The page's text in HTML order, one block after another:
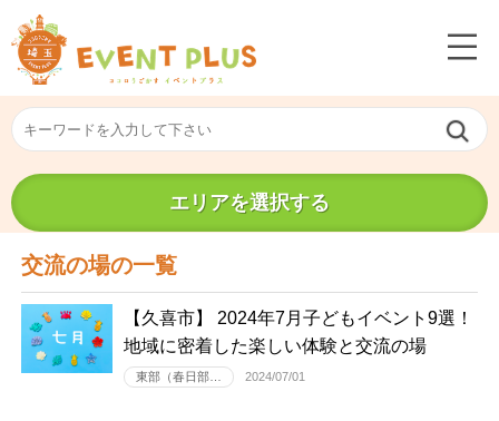
エリアを選択する
交流の場の一覧
【久喜市】 2024年7月子どもイベント9選！
地域に密着した楽しい体験と交流の場
東部（春日部… 2024/07/01